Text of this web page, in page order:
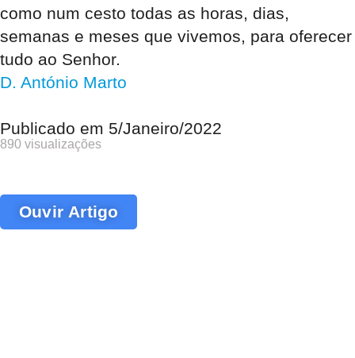
como num cesto todas as horas, dias,
semanas e meses que vivemos, para oferecer
tudo ao Senhor.
D. António Marto
Publicado em 5/Janeiro/2022
890 visualizações
Ouvir Artigo